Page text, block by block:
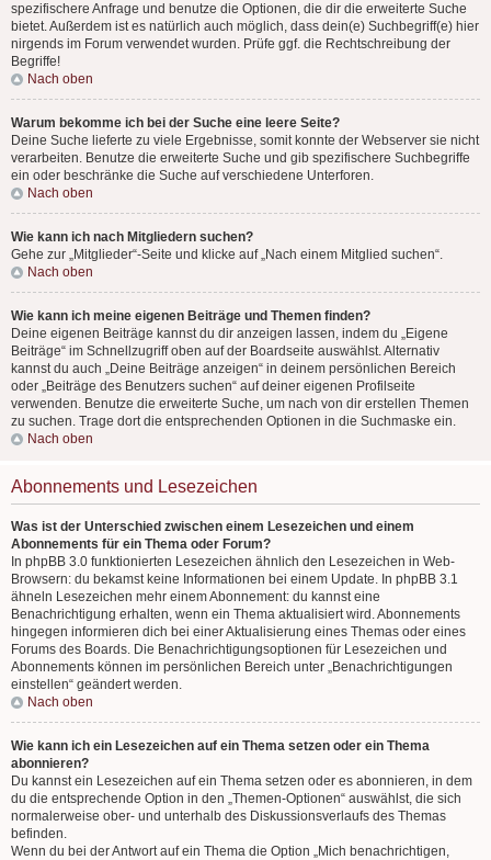
spezifischere Anfrage und benutze die Optionen, die dir die erweiterte Suche
bietet. Außerdem ist es natürlich auch möglich, dass dein(e) Suchbegriff(e) hier
nirgends im Forum verwendet wurden. Prüfe ggf. die Rechtschreibung der
Begriffe!
Nach oben
Warum bekomme ich bei der Suche eine leere Seite?
Deine Suche lieferte zu viele Ergebnisse, somit konnte der Webserver sie nicht
verarbeiten. Benutze die erweiterte Suche und gib spezifischere Suchbegriffe
ein oder beschränke die Suche auf verschiedene Unterforen.
Nach oben
Wie kann ich nach Mitgliedern suchen?
Gehe zur „Mitglieder“-Seite und klicke auf „Nach einem Mitglied suchen“.
Nach oben
Wie kann ich meine eigenen Beiträge und Themen finden?
Deine eigenen Beiträge kannst du dir anzeigen lassen, indem du „Eigene
Beiträge“ im Schnellzugriff oben auf der Boardseite auswählst. Alternativ
kannst du auch „Deine Beiträge anzeigen“ in deinem persönlichen Bereich
oder „Beiträge des Benutzers suchen“ auf deiner eigenen Profilseite
verwenden. Benutze die erweiterte Suche, um nach von dir erstellen Themen
zu suchen. Trage dort die entsprechenden Optionen in die Suchmaske ein.
Nach oben
Abonnements und Lesezeichen
Was ist der Unterschied zwischen einem Lesezeichen und einem
Abonnements für ein Thema oder Forum?
In phpBB 3.0 funktionierten Lesezeichen ähnlich den Lesezeichen in Web-
Browsern: du bekamst keine Informationen bei einem Update. In phpBB 3.1
ähneln Lesezeichen mehr einem Abonnement: du kannst eine
Benachrichtigung erhalten, wenn ein Thema aktualisiert wird. Abonnements
hingegen informieren dich bei einer Aktualisierung eines Themas oder eines
Forums des Boards. Die Benachrichtigungsoptionen für Lesezeichen und
Abonnements können im persönlichen Bereich unter „Benachrichtigungen
einstellen“ geändert werden.
Nach oben
Wie kann ich ein Lesezeichen auf ein Thema setzen oder ein Thema
abonnieren?
Du kannst ein Lesezeichen auf ein Thema setzen oder es abonnieren, in dem
du die entsprechende Option in den „Themen-Optionen“ auswählst, die sich
normalerweise ober- und unterhalb des Diskussionsverlaufs des Themas
befinden.
Wenn du bei der Antwort auf ein Thema die Option „Mich benachrichtigen,